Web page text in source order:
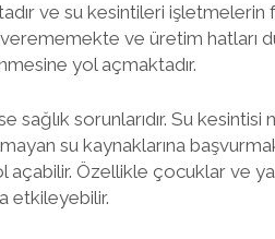
ve su kesintileri işletmelerin
ve üretim hatları
yol açmaktadır.
sağlık sorunlarıdır. Su
su kaynaklarına
Özellikle çocuklar ve
etkileyebilir.